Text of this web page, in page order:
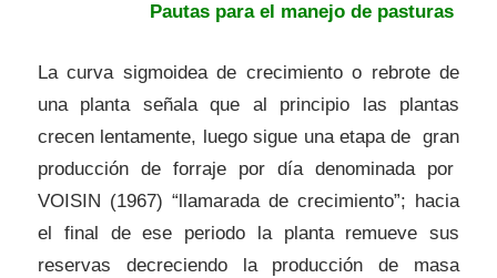
Pautas para el manejo de pasturas
La curva sigmoidea de crecimiento o rebrote de
una planta señala que al principio las plantas
crecen lentamente, luego sigue una etapa de gran
producción de forraje por día denominada por
VOISIN (1967) “llamarada de crecimiento”; hacia
el final de ese periodo la planta remueve sus
reservas decreciendo la producción de masa